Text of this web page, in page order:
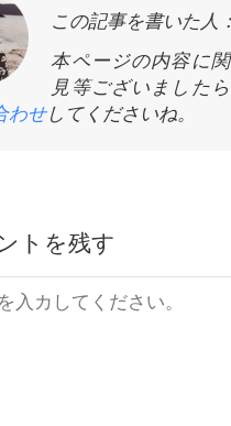
この記事を書いた人
本ページの内容に
見等ございました
わせしてくださいね。
トを残す